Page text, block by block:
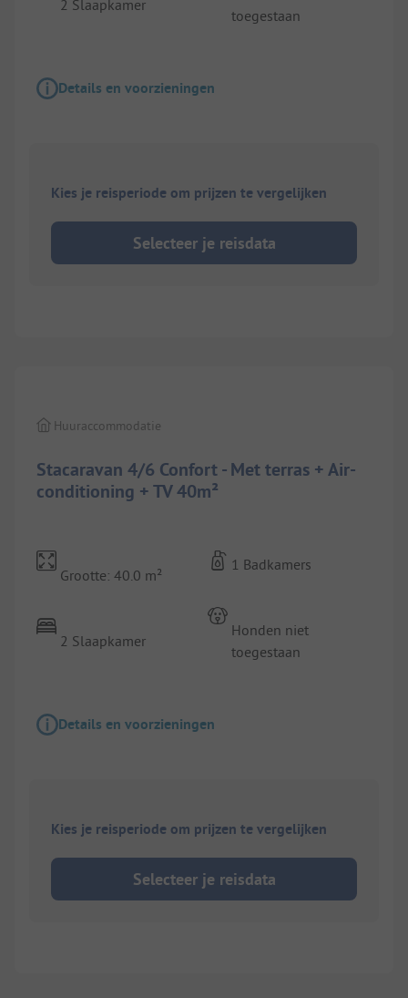
2 Slaapkamer
toegestaan
Details en voorzieningen
Kies je reisperiode om prijzen te vergelijken
Selecteer je reisdata
Stacaravan 4/6 Confort - Met terras + Air-
conditioning + TV 40m²
Huuraccommodatie
Grootte: 40.0 m²
2 Slaapkamer
1 Badkamers
Honden niet
toegestaan
Details en voorzieningen
Kies je reisperiode om prijzen te vergelijken
Selecteer je reisdata